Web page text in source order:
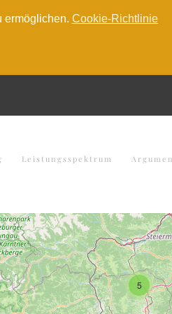
ermöglichen. Cookie-Richtlinie
Leistungsspektrum
5